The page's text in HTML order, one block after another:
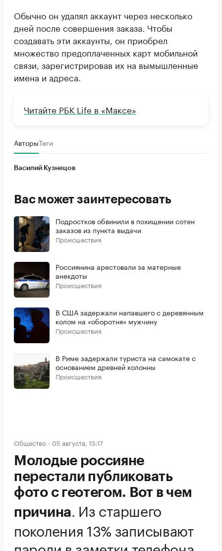
Обычно он удалял аккаунт через несколько
дней после совершения заказа. Чтобы
создавать эти аккаунты, он приобрел
множество предоплаченных карт мобильной
связи, зарегистрировав их на вымышленные
имена и адреса.
Читайте РБК Life в «Максе»
АвторыТеги
Василий Кузнецов
Вас может заинтересовать
Подростков обвинили в похищении сотен
заказов из пункта выдачи
Происшествия
Россиянина арестовали за матерные
анекдоты
Происшествия
В США задержали напавшего с деревянным
колом на «оборотня» мужчину
Происшествия
В Риме задержали туриста на самокате с
основанием древней колонны
Происшествия
Общество 05 августа, 13:17
Молодые россияне
перестали публиковать
фото с геотегом. Вот в чем
причина. Из старшего
поколения 13% записывают